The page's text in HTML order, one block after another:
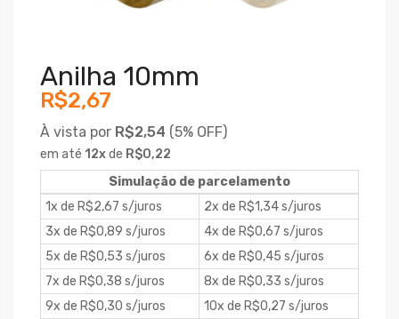
Anilha 10mm
R$2,67
À vista por R$2,54 (5% OFF)
em até 12xde R$0,22
Simulação de parcelamento
1x de R$2,67 s/juros
2x de R$1,34 s/juros
3x de R$0,89 s/juros
4x de R$0,67 s/juros
5x de R$0,53 s/juros
6x de R$0,45 s/juros
7x de R$0,38 s/juros
8x de R$0,33 s/juros
9x de R$0,30 s/juros
10x de R$0,27 s/juros